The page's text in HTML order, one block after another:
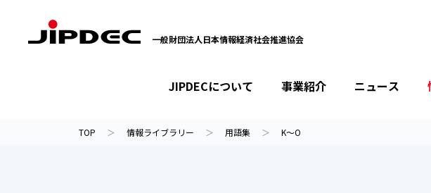
一般財団法人日本情報経済社会推進協会
JIPDECについて 事業紹介 ニュース
TOP 情報ライブラリー 用語集 K～O